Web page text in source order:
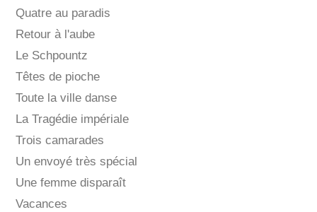
Quatre au paradis
Retour à l'aube
Le Schpountz
Têtes de pioche
Toute la ville danse
La Tragédie impériale
Trois camarades
Un envoyé très spécial
Une femme disparaît
Vacances